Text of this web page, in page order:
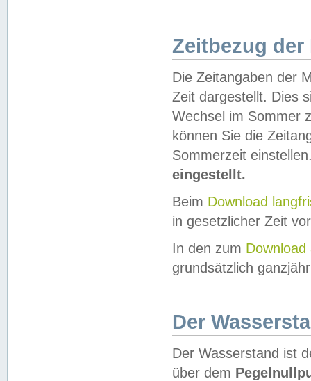
Zeitbezug der
Die Zeitangaben der
Zeit dargestellt. Dies
Wechsel im Sommer
können Sie die
Sommerzeit
eingestellt.
Beim Download
in gesetzlicher Zeit
In den zum Download
grundsätzlich
Der
Der Wasserstand ist
über dem